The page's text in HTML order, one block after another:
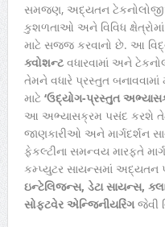
સમજણ, અદ્યતન
કુશળતાઓ અને વિવિધ
માટે સજ્જ કરવાનો છે. આ
ક્વોશન્ટવધારવામાં અને
તેમને વધારે પ્રસ્તુત
માટે ‘ઉદ્યોગ-પ્રસ્તુત
આ અભ્યાસક્રમ પસંદ કરશે તેમને
જાણકારીઓ અને માર્ગદર્શન
ફેકલ્ટીના સમન્વય મારફતે
કમ્પ્યુટર સાયન્સમાં અદ્યતન
ઇન્ટેલિજન્સ, ડેટા સાયન્સ,
સોફ્ટવેર એન્જિનીયરિંગજેવી